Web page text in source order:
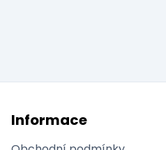
Informace